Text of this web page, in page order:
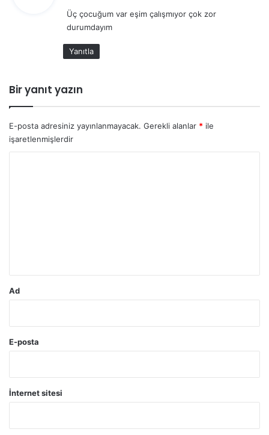
i
k
Üç çocuğum var eşim çalışmıyor çok zor
durumdayım
Yanıtla
Bir yanıt yazın
E-posta adresiniz yayınlanmayacak. Gerekli alanlar * ile
işaretlenmişlerdir
Ad
E-posta
İnternet sitesi